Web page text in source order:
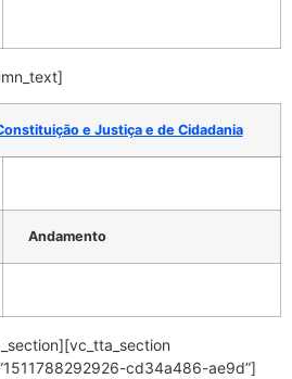
e Justiça e de Cidadania
Andamento
cd34a486-ae9d”]